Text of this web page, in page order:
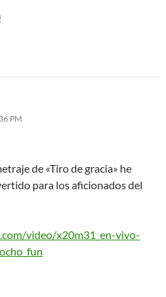
PM
de «Tiro de gracia» he
para los aficionados del
video/x20m31_en-vivo-